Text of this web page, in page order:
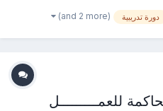
المؤتمرات والمعارض،
دورة تدريبية (and 2 more)
للعمـــــــــل